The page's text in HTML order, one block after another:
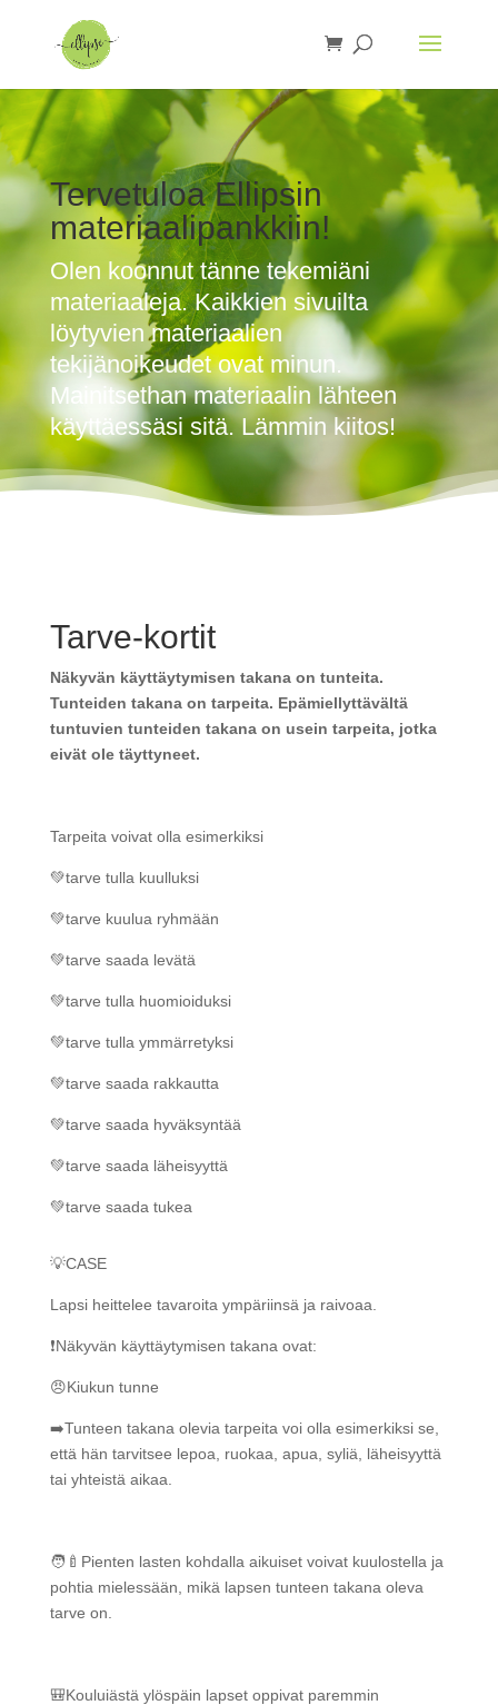
Tervetuloa Ellipsin
materiaalipankkiin!
Olen koonnut tänne tekemiäni
materiaaleja. Kaikkien sivuilta
löytyvien materiaalien
tekijänoikeudet ovat minun.
Mainitsethan materiaalin lähteen
käyttäessäsi sitä. Lämmin kiitos!
Tarve-kortit
Näkyvän käyttäytymisen takana on tunteita.
Tunteiden takana on tarpeita. Epämiellyttävältä
tuntuvien tunteiden takana on usein tarpeita, jotka
eivät ole täyttyneet.
Tarpeita voivat olla esimerkiksi
💚tarve tulla kuulluksi
💚tarve kuulua ryhmään
💚tarve saada levätä
💚tarve tulla huomioiduksi
💚tarve tulla ymmärretyksi
💚tarve saada rakkautta
💚tarve saada hyväksyntää
💚tarve saada läheisyyttä
💚tarve saada tukea
💡CASE
Lapsi heittelee tavaroita ympäriinsä ja raivoaa.
❗️Näkyvän käyttäytymisen takana ovat:
😠Kiukun tunne
➡️Tunteen takana olevia tarpeita voi olla esimerkiksi se,
että hän tarvitsee lepoa, ruokaa, apua, syliä, läheisyyttä
tai yhteistä aikaa.
🧑‍🍼Pienten lasten kohdalla aikuiset voivat kuulostella ja
pohtia mielessään, mikä lapsen tunteen takana oleva
tarve on.
🎒Kouluiästä ylöspäin lapset oppivat paremmin